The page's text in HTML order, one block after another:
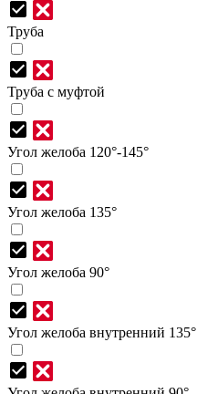
Труба
Труба с муфтой
Угол желоба 120°-145°
Угол желоба 135°
Угол желоба 90°
Угол желоба внутренний 135°